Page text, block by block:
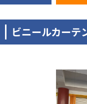
ビニールカーテ